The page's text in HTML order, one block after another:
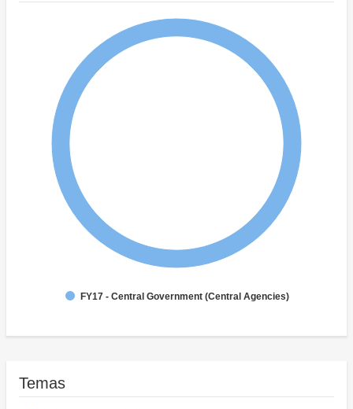
FY17 - Central Government (Central Agencies)
Temas